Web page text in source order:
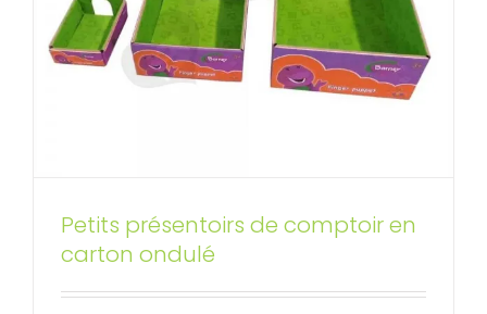
Petits présentoirs de comptoir en
carton ondulé
Boîte de comptoir d’affichage
de tasse thermos imprimée
Affichages de compteur personnalisés